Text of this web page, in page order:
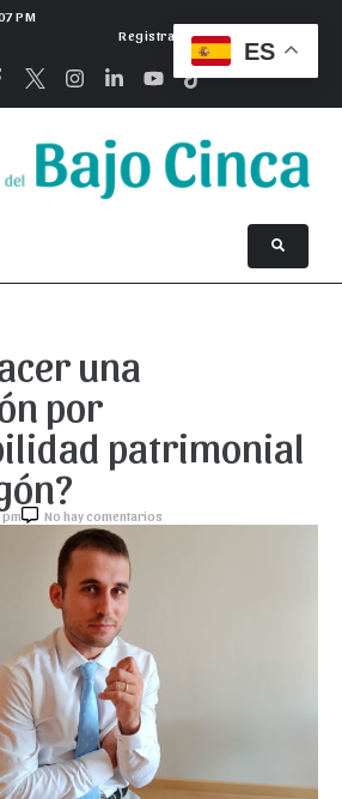
PM
Registrarse
una
por
patrimonial
pm No hay comentarios
ES